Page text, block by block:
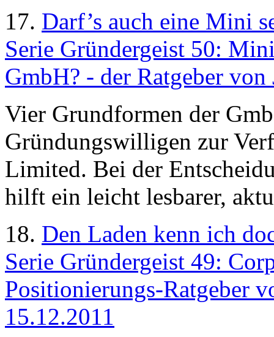
17. Darf’s auch eine Mini
Serie Gründergeist 50:
GmbH? - der Ratgeber
Vier Grundformen der
Gründungswilligen zur
Limited. Bei der
hilft ein leicht lesbarer,
18. Den Laden kenn ich
Serie Gründergeist 49:
Positionierungs-Ratgeber
15.12.2011